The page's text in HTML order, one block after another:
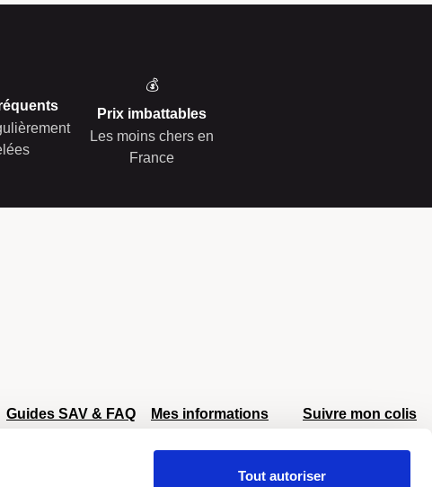
Tout autoriser
💰
Prix imbattables
Les moins chers en
France
Guides SAV & FAQ Mes informations
Retour et échange
Suivre mon colis